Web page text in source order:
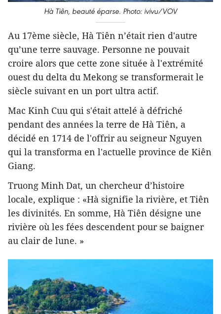
Hà Tiên, beauté éparse. Photo: ivivu/VOV
Au 17ème siècle, Hà Tiên n’était rien d'autre
qu’une terre sauvage. Personne ne pouvait
croire alors que cette zone située à l'extrémité
ouest du delta du Mekong se transformerait le
siècle suivant en un port ultra actif.
Mac Kinh Cuu qui s'était attelé à défriché
pendant des années la terre de Hà Tiên, a
décidé en 1714 de l'offrir au seigneur Nguyen
qui la transforma en l'actuelle province de Kiên
Giang.
Truong Minh Dat, un chercheur d’histoire
locale, explique : «Hà signifie la rivière, et Tiên
les divinités. En somme, Hà Tiên désigne une
rivière où les fées descendent pour se baigner
au clair de lune. »